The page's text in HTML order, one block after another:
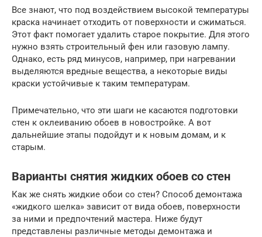
Все знают, что под воздействием высокой температуры
краска начинает отходить от поверхности и сжиматься.
Этот факт помогает удалить старое покрытие. Для этого
нужно взять строительный фен или газовую лампу.
Однако, есть ряд минусов, например, при нагревании
выделяются вредные вещества, а некоторые виды
краски устойчивые к таким температурам.
Примечательно, что эти шаги не касаются подготовки
стен к оклеиванию обоев в новостройке. А вот
дальнейшие этапы подойдут и к новым домам, и к
старым.
Варианты снятия жидких обоев со стен
Как же снять жидкие обои со стен? Способ демонтажа
«жидкого шелка» зависит от вида обоев, поверхности
за ними и предпочтений мастера. Ниже будут
представлены различные методы демонтажа и